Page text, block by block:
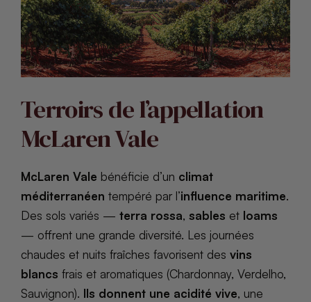
Terroirs de l’appellation
McLaren Vale
McLaren Vale bénéficie d’un climat
méditerranéen tempéré par l’influence maritime.
Des sols variés — terra rossa, sables et loams
— offrent une grande diversité. Les journées
chaudes et nuits fraîches favorisent des vins
blancs frais et aromatiques (Chardonnay, Verdelho,
Sauvignon). Ils donnent une acidité vive, une